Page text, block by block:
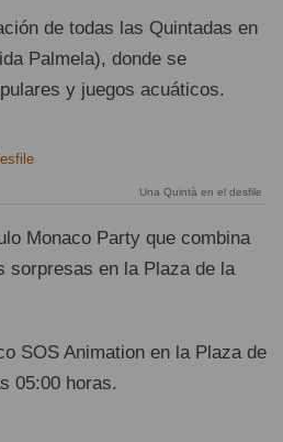
de todas las Quintadas en
Palmela), donde se
y juegos acuáticos.
Una Quintà en el desfile
Monaco Party que combina
sorpresas en la Plaza de la
SOS Animation en la Plaza de
05:00 horas.